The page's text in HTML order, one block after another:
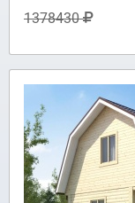
1378430